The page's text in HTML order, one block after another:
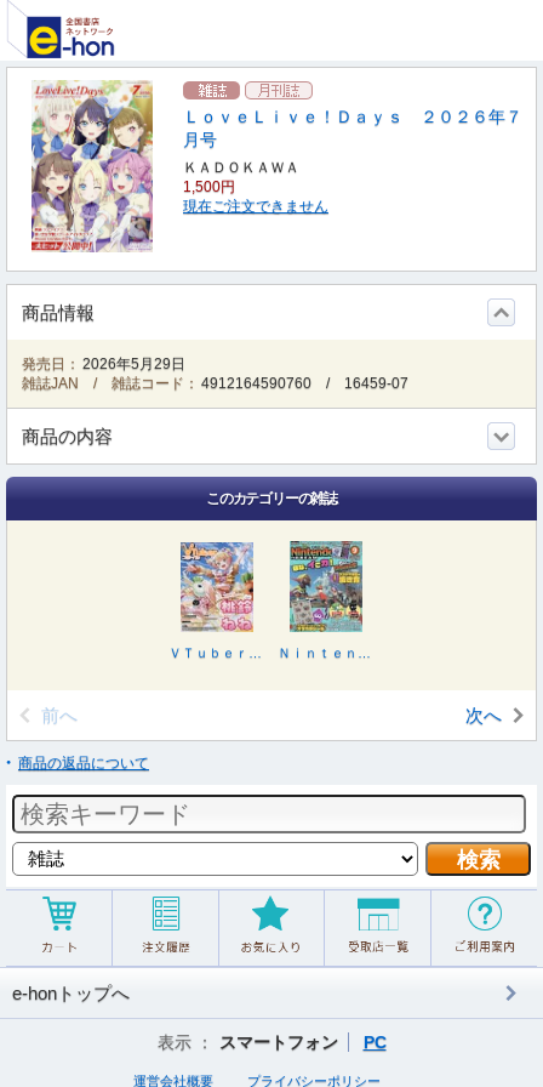
ＬｏｖｅＬｉｖｅ！Ｄａｙｓ ２０２６年７
月号
ＫＡＤＯＫＡＷＡ
1,500円
現在ご注文できません
商品情報
発売日： 2026年5月29日
雑誌JAN / 雑誌コード： 4912164590760 / 16459-07
商品の内容
このカテゴリーの雑誌
前へ 次へ
商品の返品について
e-honトップへ
表示 ： スマートフォン PC
運営会社概要 プライバシーポリシー